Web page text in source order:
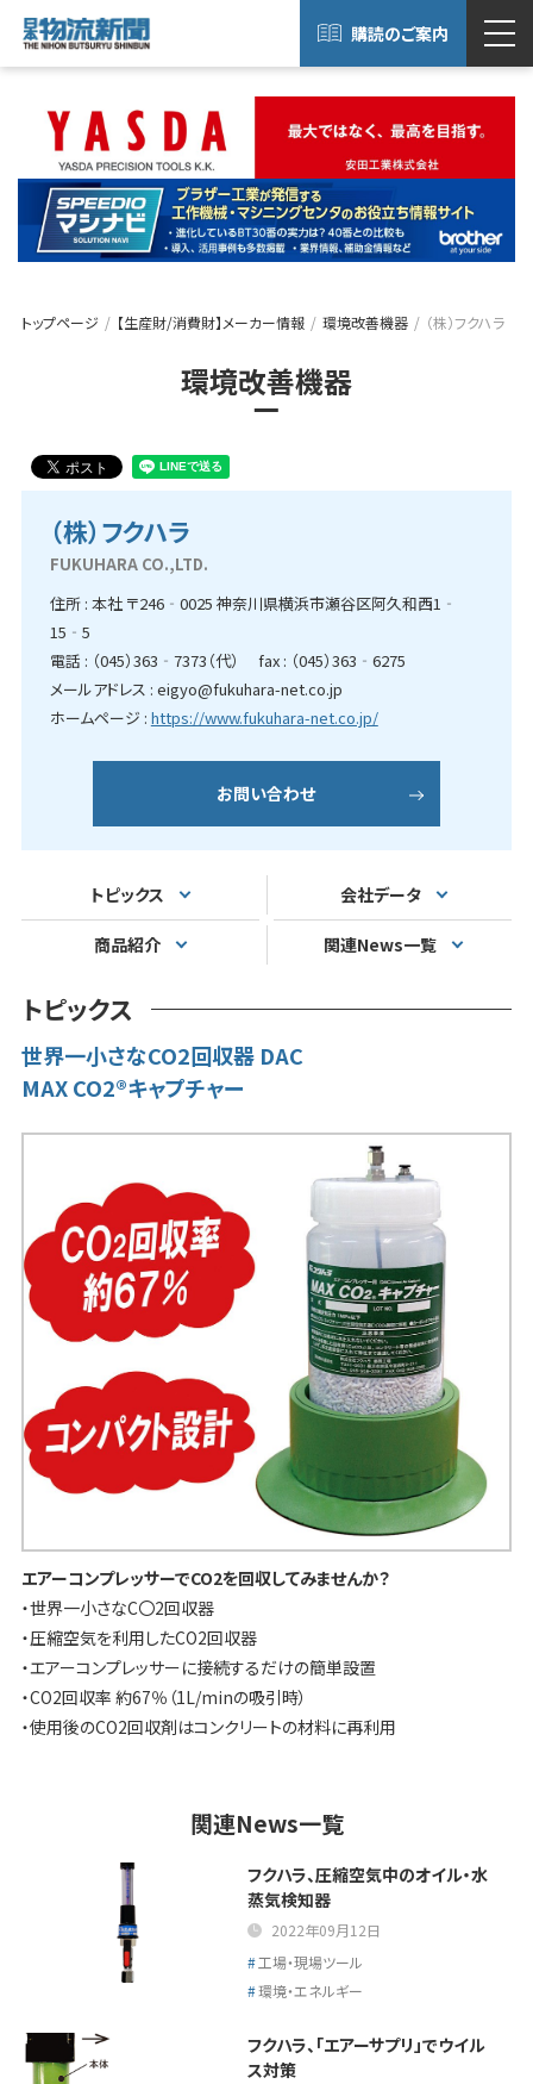
購読のご案内
トップページ 【生産財/消費財】メーカー情報 環境改善機器 （株）フクハラ
環境改善機器
（株）フクハラ
FUKUHARA CO.,LTD.
住所 : 本社 〒246‐0025 神奈川県横浜市瀬谷区阿久和西1‐
15‐5
電話 : （045）363‐7373（代） fax : （045）363‐6275
メールアドレス : eigyo@fukuhara-net.co.jp
ホームページ : https://www.fukuhara-net.co.jp/
お問い合わせ
トピックス 会社データ
商品紹介 関連News一覧
トピックス
世界一小さなCO2回収器 DAC
MAX CO2®キャプチャー
エアーコンプレッサーでCO2を回収してみませんか？
・世界一小さなC〇2回収器
・圧縮空気を利用したCO2回収器
・エアーコンプレッサーに接続するだけの簡単設置
・CO2回収率 約67％（1L/minの吸引時）
・使用後のCO2回収剤はコンクリートの材料に再利用
関連News一覧
フクハラ、圧縮空気中のオイル・水
蒸気検知器
2022年09月12日
工場・現場ツール
環境・エネルギー
フクハラ、「エアーサプリ」でウイル
ス対策